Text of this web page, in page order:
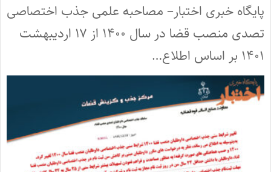
پایگاه خبری اختبار– مصاحبه علمی جذب اختصاصی
تصدی منصب قضا در سال ۱۴۰۰ از ۱۷ اردیبهشت
۱۴۰۱ بر اساس اطلاع…